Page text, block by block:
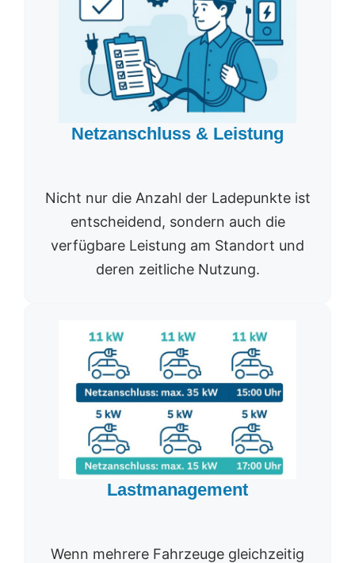
Netzanschluss & Leistung
Nicht nur die Anzahl der Ladepunkte ist
entscheidend, sondern auch die
verfügbare Leistung am Standort und
deren zeitliche Nutzung.
Lastmanagement
Wenn mehrere Fahrzeuge gleichzeitig